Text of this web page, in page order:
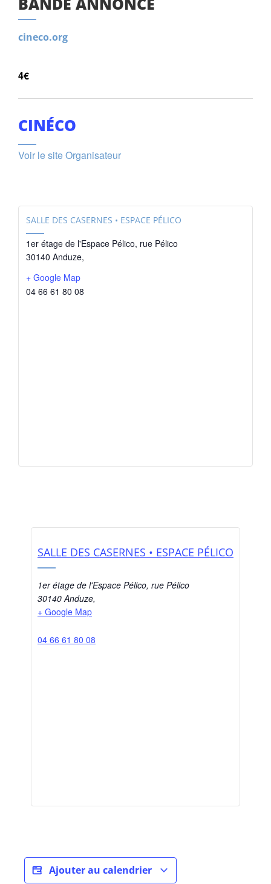
cineco.org
4€
CINÉCO
Voir le site Organisateur
SALLE DES CASERNES • ESPACE PÉLICO
1er étage de l'Espace Pélico, rue Pélico
30140 Anduze,
+ Google Map
04 66 61 80 08
SALLE DES CASERNES • ESPACE PÉLICO
1er étage de l'Espace Pélico, rue Pélico
30140 Anduze,
+ Google Map
04 66 61 80 08
Ajouter au calendrier